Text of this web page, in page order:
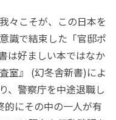
々こそが、この日本を
識で結束した「官邸ポ
は好ましい本ではなか
室』 (幻冬舎新書)によ
、警察庁を中途退職し
的にその中の一人が有